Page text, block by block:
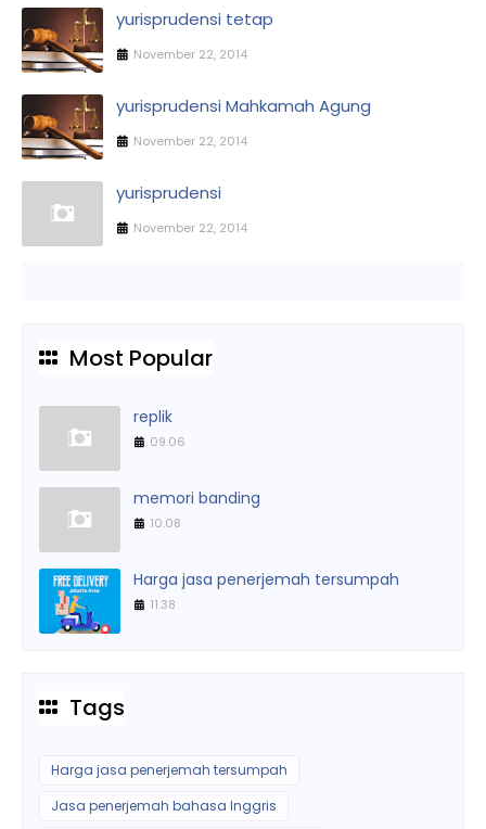
yurisprudensi tetap
November 22, 2014
yurisprudensi Mahkamah Agung
November 22, 2014
yurisprudensi
November 22, 2014
Most Popular
replik
09.06
memori banding
10.08
Harga jasa penerjemah tersumpah
11.38
Tags
Harga jasa penerjemah tersumpah
Jasa penerjemah bahasa Inggris